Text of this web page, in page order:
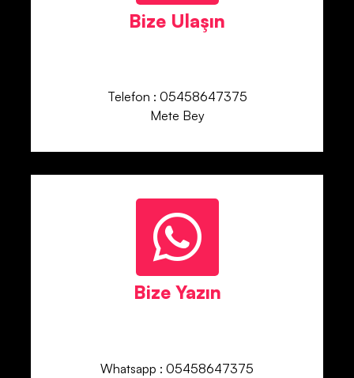
Bize Ulaşın
Telefon : 05458647375
Mete Bey
Bize Yazın
Whatsapp : 05458647375